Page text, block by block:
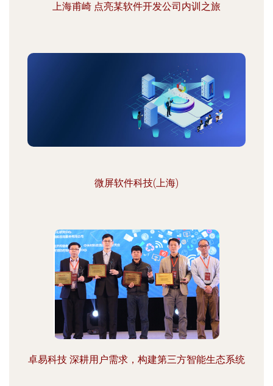
上海甫崎 点亮某软件开发公司内训之旅
微屏软件科技(上海)
卓易科技 深耕用户需求，构建第三方智能生态系统